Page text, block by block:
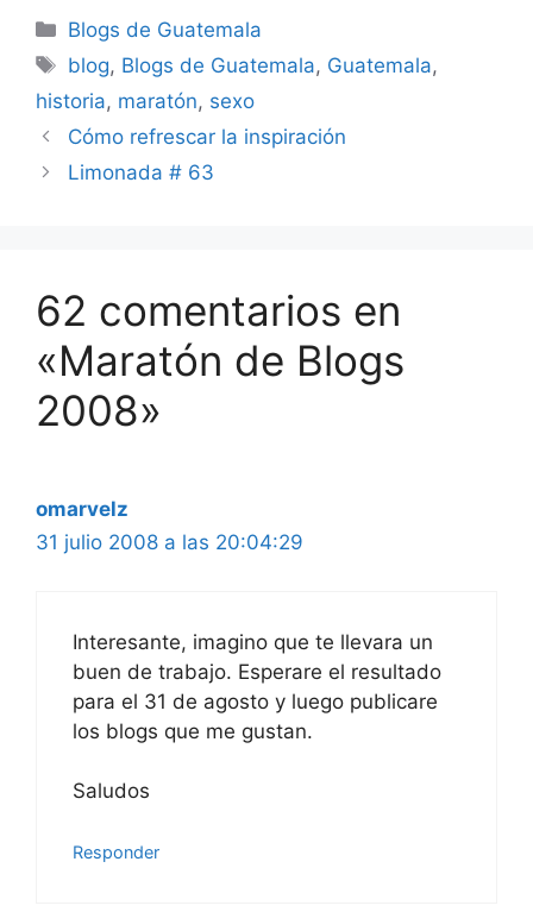
textos "Ping Pong
maratón, cuando mi
blog…
Categorías
Blogs de Guatemala
Etiquetas
blog, Blogs de Guatemala, Guatemala,
historia, maratón, sexo
Cómo refrescar la inspiración
Limonada # 63
62 comentarios en
«Maratón de Blogs
2008»
omarvelz
31 julio 2008 a las 20:04:29
Interesante, imagino que te llevara un
buen de trabajo. Esperare el resultado
para el 31 de agosto y luego publicare
los blogs que me gustan.
Saludos
Responder